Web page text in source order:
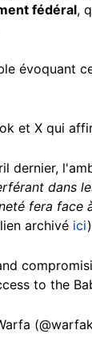
fédéral,
évoquant
et X qui
dernier,
dans
fera face
archivé ici
to the